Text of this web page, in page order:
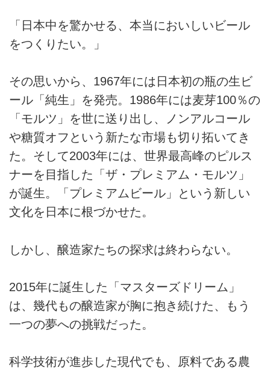
「日本中を驚かせる、本当においしいビール
をつくりたい。」
その思いから、1967年には日本初の瓶の生ビ
ール「純生」を発売。1986年には麦芽100％の
「モルツ」を世に送り出し、ノンアルコール
や糖質オフという新たな市場も切り拓いてき
た。そして2003年には、世界最高峰のピルス
ナーを目指した「ザ・プレミアム・モルツ」
が誕生。「プレミアムビール」という新しい
文化を日本に根づかせた。
しかし、醸造家たちの探求は終わらない。
2015年に誕生した「マスターズドリーム」
は、幾代もの醸造家が胸に抱き続けた、もう
一つの夢への挑戦だった。
科学技術が進歩した現代でも、原料である農